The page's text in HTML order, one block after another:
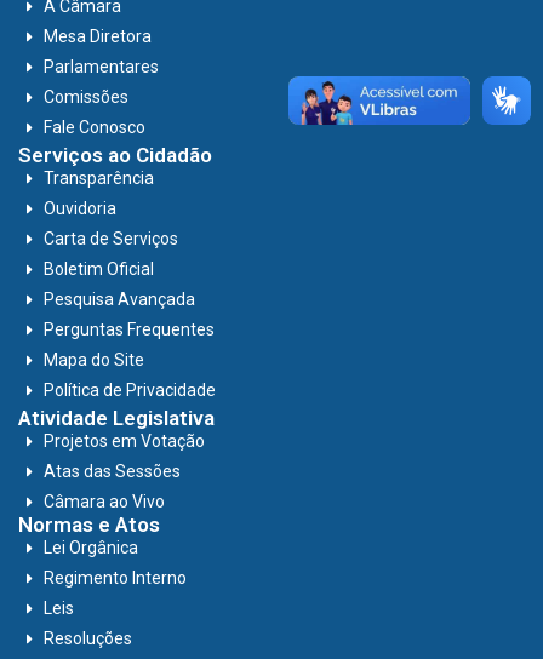
A Câmara
Mesa Diretora
Parlamentares
Comissões
Fale Conosco
Serviços ao Cidadão
Transparência
Ouvidoria
Carta de Serviços
Boletim Oficial
Pesquisa Avançada
Perguntas Frequentes
Mapa do Site
Política de Privacidade
Atividade Legislativa
Projetos em Votação
Atas das Sessões
Câmara ao Vivo
Normas e Atos
Lei Orgânica
Regimento Interno
Leis
Resoluções